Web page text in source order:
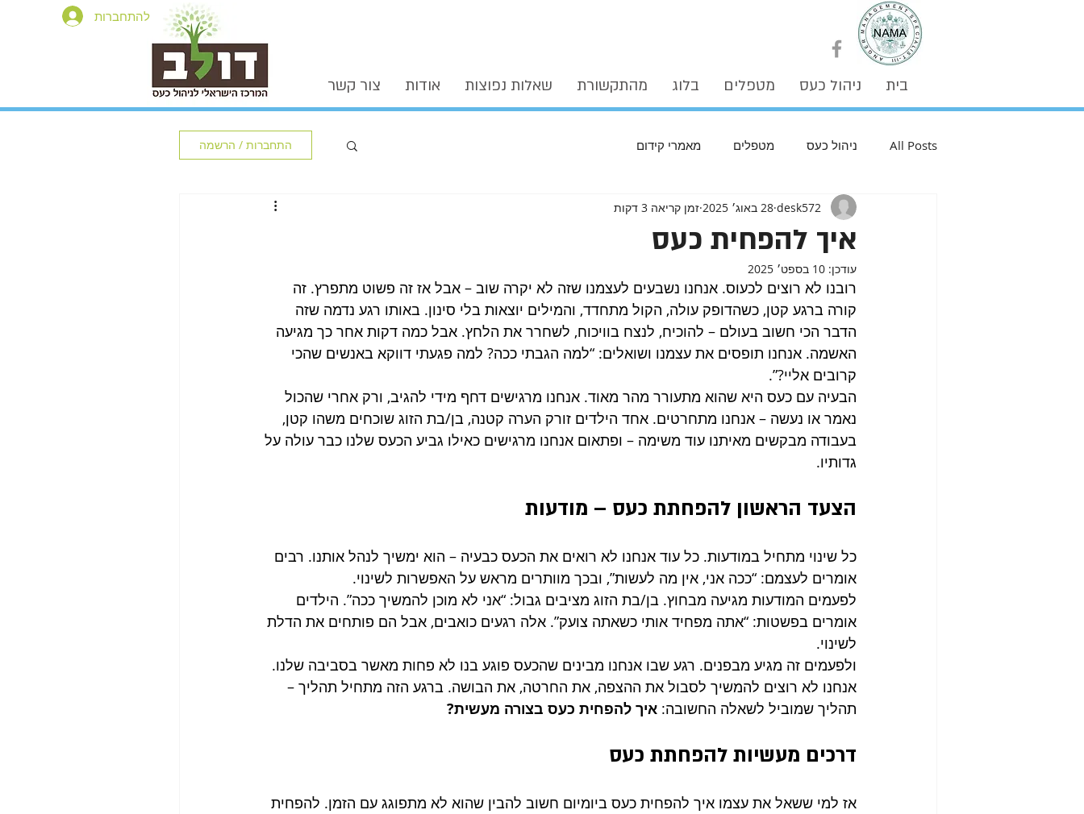
בית ניהול כעס מטפלים בלוג מהתקשורת שאלות נפוצות אודות צור קשר
להתחברות
All Posts ניהול כעס מטפלים מאמרי קידום התחברות / הרשמה
איך להפחית כעס
desk572 28 באוג׳ 2025 זמן קריאה 3 דקות
עודכן: 10 בספט׳ 2025
רובנו לא רוצים לכעוס. אנחנו נשבעים לעצמנו שזה לא יקרה שוב – אבל אז זה פשוט מתפרץ. זה
קורה ברגע קטן, כשהדופק עולה, הקול מתחדד, והמילים יוצאות בלי סינון. באותו רגע נדמה שזה
הדבר הכי חשוב בעולם – להוכיח, לנצח בוויכוח, לשחרר את הלחץ. אבל כמה דקות אחר כך מגיעה
האשמה. אנחנו תופסים את עצמנו ושואלים: “למה הגבתי ככה? למה פגעתי דווקא באנשים שהכי
קרובים אליי?”.
הבעיה עם כעס היא שהוא מתעורר מהר מאוד. אנחנו מרגישים דחף מידי להגיב, ורק אחרי שהכול
נאמר או נעשה – אנחנו מתחרטים. אחד הילדים זורק הערה קטנה, בן/בת הזוג שוכחים משהו קטן,
בעבודה מבקשים מאיתנו עוד משימה – ופתאום אנחנו מרגישים כאילו גביע הכעס שלנו כבר עולה על
גדותיו.
הצעד הראשון להפחתת כעס – מודעות
כל שינוי מתחיל במודעות. כל עוד אנחנו לא רואים את הכעס כבעיה – הוא ימשיך לנהל אותנו. רבים
אומרים לעצמם: “ככה אני, אין מה לעשות”, ובכך מוותרים מראש על האפשרות לשינוי.
לפעמים המודעות מגיעה מבחוץ. בן/בת הזוג מציבים גבול: “אני לא מוכן להמשיך ככה”. הילדים
אומרים בפשטות: “אתה מפחיד אותי כשאתה צועק”. אלה רגעים כואבים, אבל הם פותחים את הדלת
לשינוי.
ולפעמים זה מגיע מבפנים. רגע שבו אנחנו מבינים שהכעס פוגע בנו לא פחות מאשר בסביבה שלנו.
אנחנו לא רוצים להמשיך לסבול את ההצפה, את החרטה, את הבושה. ברגע הזה מתחיל תהליך –
תהליך שמוביל לשאלה החשובה: איך להפחית כעס בצורה מעשית?
דרכים מעשיות להפחתת כעס
אז למי ששאל את עצמו איך להפחית כעס ביומיום חשוב להבין שהוא לא מתפוגג עם הזמן. להפחית